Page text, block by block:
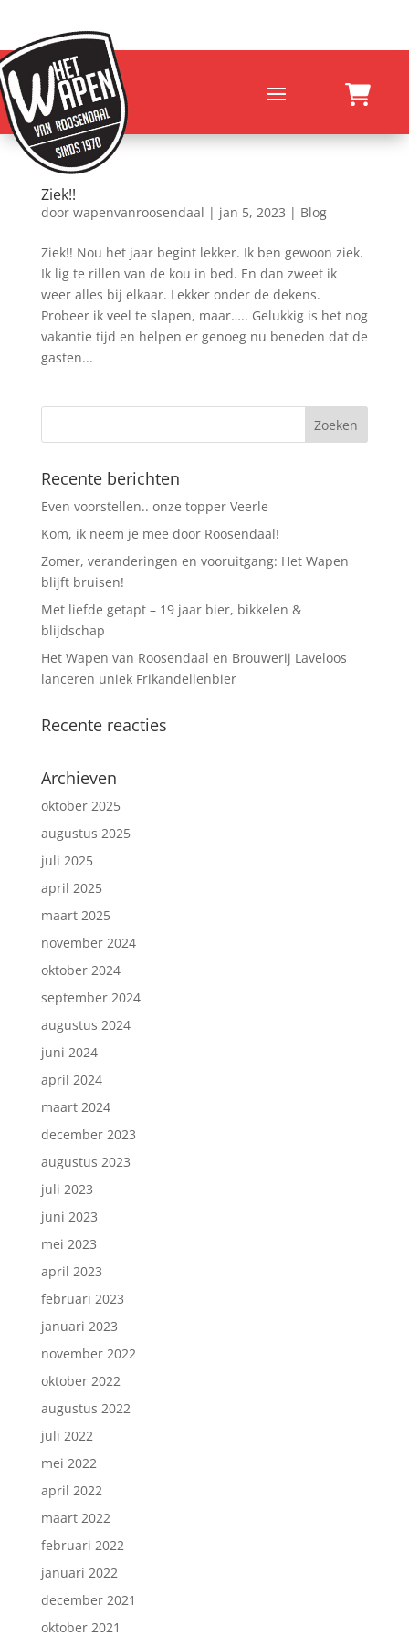
Ziek!!
door wapenvanroosendaal | jan 5, 2023 | Blog
Ziek!! Nou het jaar begint lekker. Ik ben gewoon ziek.
Ik lig te rillen van de kou in bed. En dan zweet ik
weer alles bij elkaar. Lekker onder de dekens.
Probeer ik veel te slapen, maar….. Gelukkig is het nog
vakantie tijd en helpen er genoeg nu beneden dat de
gasten...
Recente berichten
Even voorstellen.. onze topper Veerle
Kom, ik neem je mee door Roosendaal!
Zomer, veranderingen en vooruitgang: Het Wapen
blijft bruisen!
Met liefde getapt – 19 jaar bier, bikkelen &
blijdschap
Het Wapen van Roosendaal en Brouwerij Laveloos
lanceren uniek Frikandellenbier
Recente reacties
Archieven
oktober 2025
augustus 2025
juli 2025
april 2025
maart 2025
november 2024
oktober 2024
september 2024
augustus 2024
juni 2024
april 2024
maart 2024
december 2023
augustus 2023
juli 2023
juni 2023
mei 2023
april 2023
februari 2023
januari 2023
november 2022
oktober 2022
augustus 2022
juli 2022
mei 2022
april 2022
maart 2022
februari 2022
januari 2022
december 2021
oktober 2021